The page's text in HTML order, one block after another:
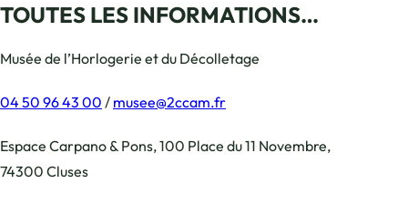
TOUTES LES INFORMATIONS…
Musée de l’Horlogerie et du Décolletage
04 50 96 43 00 / musee@2ccam.fr
Espace Carpano & Pons, 100 Place du 11 Novembre,
74300 Cluses